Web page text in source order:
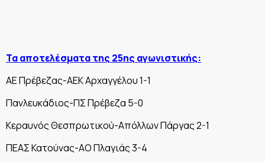
Τα αποτελέσματα της 25ης αγωνιστικής:
AE Πρέβεζας-AEK Αρχαγγέλου 1-1
Πανλευκάδιος-ΠΣ Πρέβεζα 5-0
Κεραυνός Θεσπρωτικού-Απόλλων Πάργας 2-1
ΠΕΑΣ Κατούνας-ΑΟ Πλαγιάς 3-4